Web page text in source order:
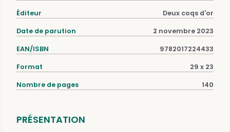
Éditeur Deux coqs d'or
Date de parution 2 novembre 2023
EAN/ISBN 9782017224433
Format 29 x 23
Nombre de pages 140
PRÉSENTATION